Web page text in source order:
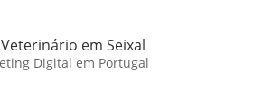
em Seixal
Digital em Portugal